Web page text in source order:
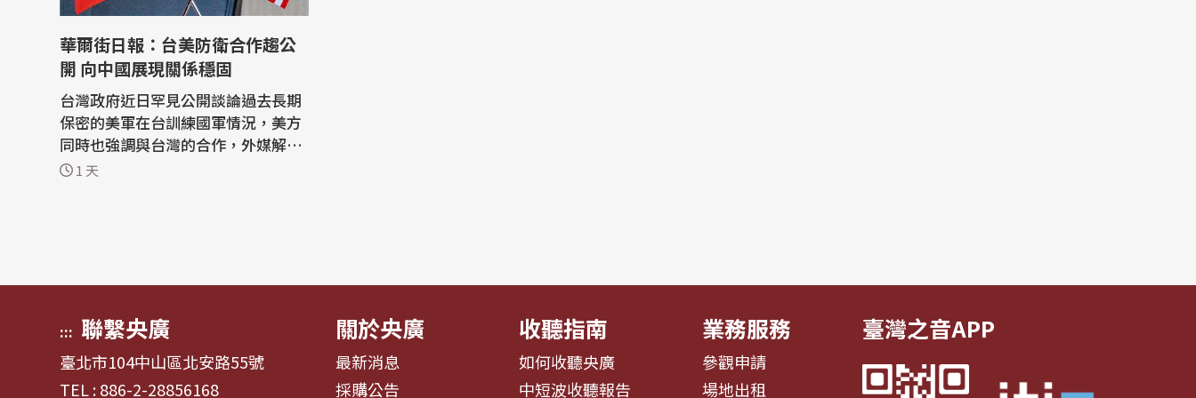
華爾街日報：台美防衛合作趨公
開 向中國展現關係穩固
台灣政府近日罕見公開談論過去長期
保密的美軍在台訓練國軍情況，美方
同時也強調與台灣的合作，外媒解讀
其旨在向中國傳遞訊息：儘管美國總
1 天
::: 聯繫央廣
臺北市104中山區北安路55號
TEL : 886-2-28856168
關於央廣
最新消息
採購公告
收聽指南
如何收聽央廣
中短波收聽報告
業務服務
參觀申請
場地出租
臺灣之音APP